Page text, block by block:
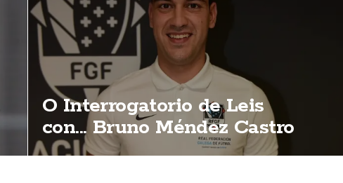
O Interrogatorio de Leis
con... Bruno Méndez Castro